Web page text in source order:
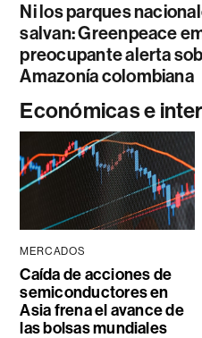
Ni los parques
salvan: Greenpeace
preocupante alerta
Amazonía colombiana
Económicas e
MERCADOS
Caída de acciones de
semiconductores en
Asia frena el avance de
las bolsas mundiales